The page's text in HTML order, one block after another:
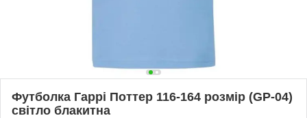
Футболка Гаррі Поттер 116-164 розмір (GP-04)
світло блакитна